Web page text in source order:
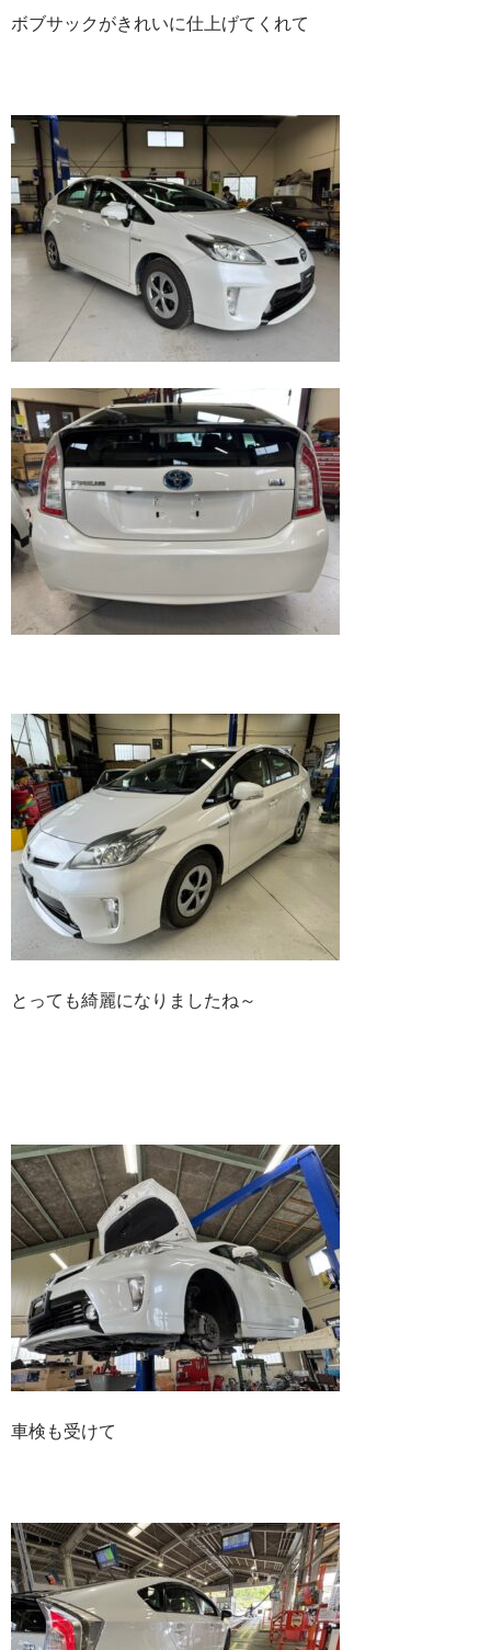
ボブサックがきれいに仕上げてくれて
とっても綺麗になりましたね～
車検も受けて